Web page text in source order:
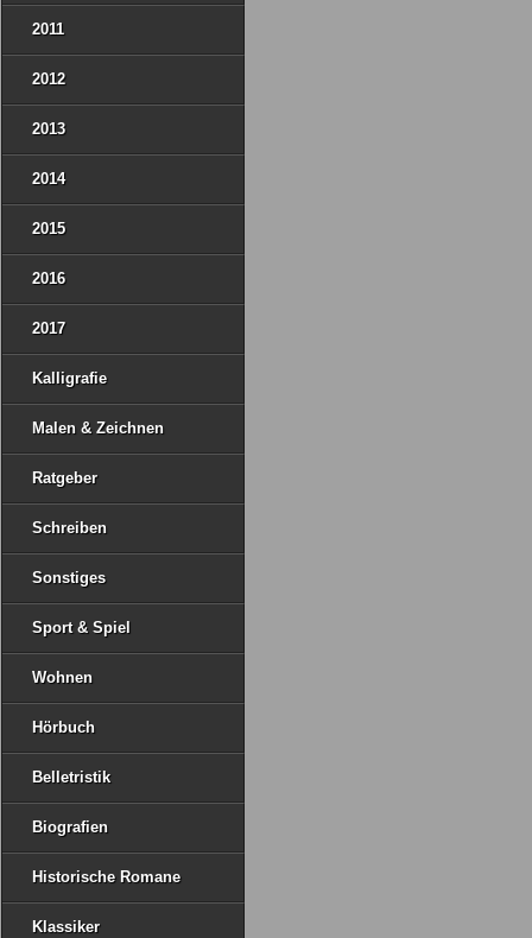
2011
2012
2013
2014
2015
2016
2017
Kalligrafie
Malen & Zeichnen
Ratgeber
Schreiben
Sonstiges
Sport & Spiel
Wohnen
Hörbuch
Belletristik
Biografien
Historische Romane
Klassiker